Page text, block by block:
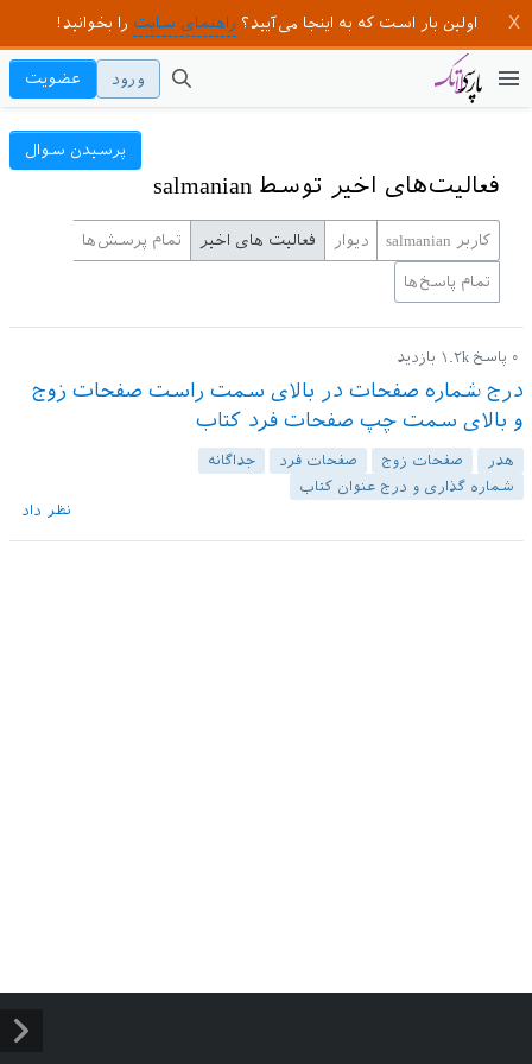
اولین بار است که به اینجا می‌آیید؟ راهنمای سایت را بخوانید!
ورود عضویت
فعالیت‌های اخیر توسط salmanian
پرسیدن سوال
کاربر salmanian دیوار فعالیت های اخیر تمام پرسش‌ها
تمام پاسخ‌ها
۰ پاسخ ۱.۲k بازدید
درج شماره صفحات در بالای سمت راست صفحات زوج
و بالای سمت چپ صفحات فرد کتاب
هدر صفحات زوج صفحات فرد
جداگانه
شماره گذاری و درج عنوان کتاب
نظر داد